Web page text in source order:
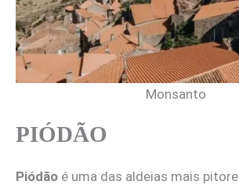
Monsanto
PIÓDÃO
Piódão é uma das aldeias mais